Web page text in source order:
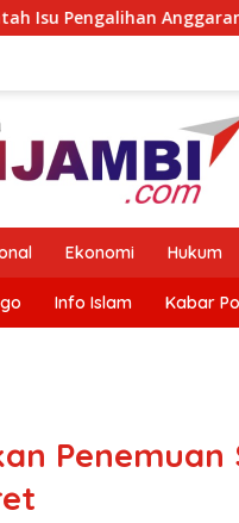
Jalan Simpang
Ekonomi Hukum
Info Islam Kabar
Penemuan
Guru,